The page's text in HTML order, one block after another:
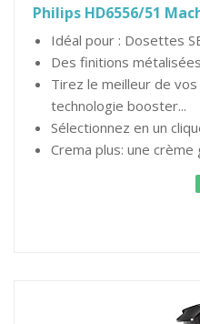
Philips HD6556/51
Idéal pour : Dosettes
Des finitions
Tirez le meilleur de
technologie booster...
Sélectionnez en un
Crema plus: une